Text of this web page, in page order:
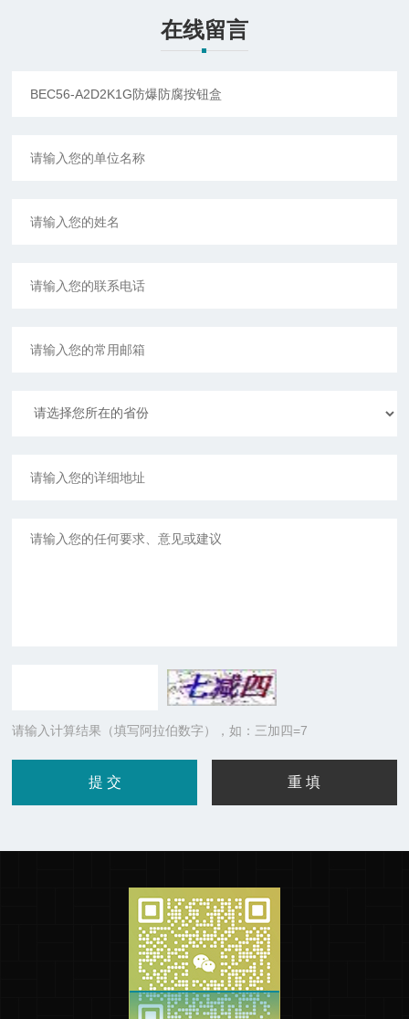
在线留言
请输入计算结果（填写阿拉伯数字），如：三加四=7